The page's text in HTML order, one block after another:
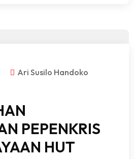
Ari Susilo Handoko
PEPENKRIS
HUT